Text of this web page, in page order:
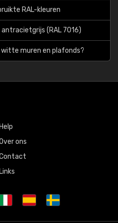
RAL-kleuren
antracietgrijs (RAL 7016)
witte muren en plafonds?
Help
ons
Links